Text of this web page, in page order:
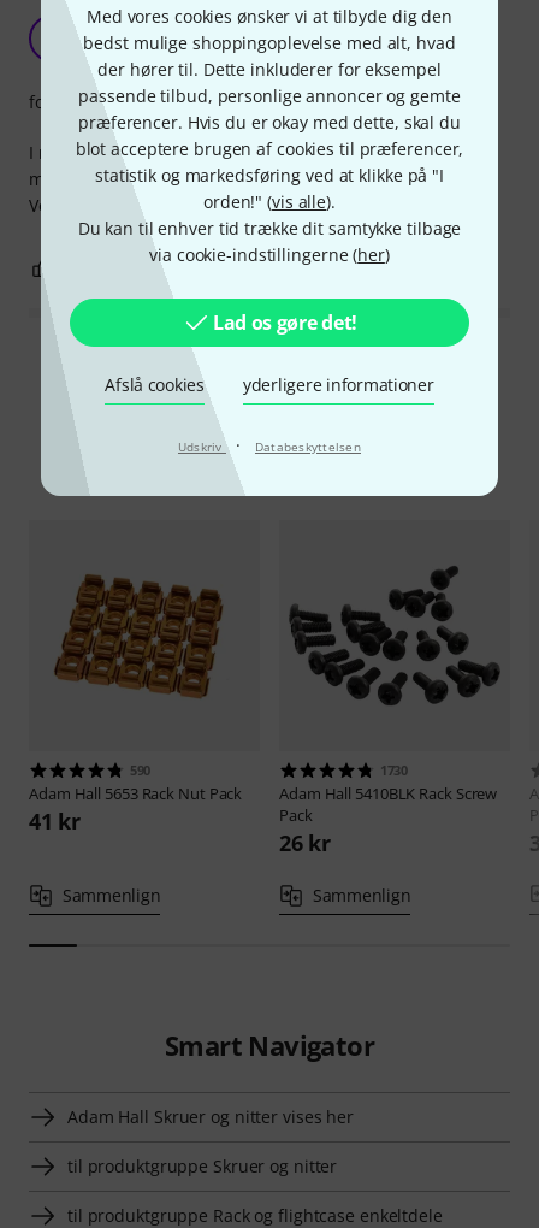
Med vores cookies ønsker vi at tilbyde dig den
bedst mulige shoppingoplevelse med alt, hvad
der hører til. Dette inkluderer for eksempel
passende tilbud, personlige annoncer og gemte
præferencer. Hvis du er okay med dette, skal du
blot acceptere brugen af cookies til præferencer,
statistik og markedsføring ved at klikke på "I
orden!" (vis alle).
Du kan til enhver tid trække dit samtykke tilbage
via cookie-indstillingerne (her)
Lad os gøre det!
Afslå cookies yderligere informationer
Udskriv · Databeskyttelsen
Nice nut
Younglad 26.05.2021
I really have no experience with nuts other than these. For
me these nuts have worked flawlessly in my rack. No cons.
Very happy with my nut.
forarbejdning
ANMELD BEDØMMELSE
Læs alle anmeldelser
Sammenlign valgmuligheder
590
Adam Hall 5653 Rack Nut Pack
41 kr
Sammenlign
1730
Adam Hall 5410BLK Rack Screw
Pack
26 kr
Sammenlign
Smart Navigator
Adam Hall Skruer og nitter vises her
til produktgruppe Skruer og nitter
til produktgruppe Rack og flightcase enkeltdele